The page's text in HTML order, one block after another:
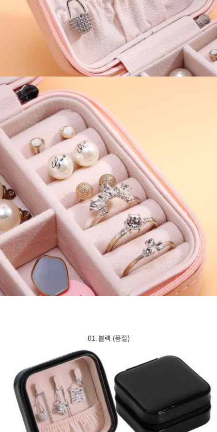
01. 블랙 (품절)